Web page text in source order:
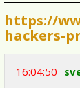
https://
hackers-
16:04:50